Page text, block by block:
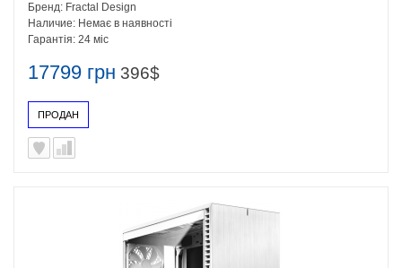
17799 грн 396$
ПРОДАН
Бренд: Fractal Design
Наличие: Немає в наявності
Гарантія: 24 міс